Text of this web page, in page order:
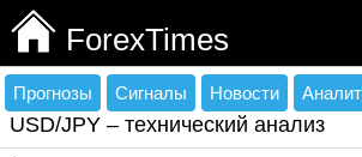
ForexTimes
Прогнозы Сигналы Новости
USD/JPY – технический анализ